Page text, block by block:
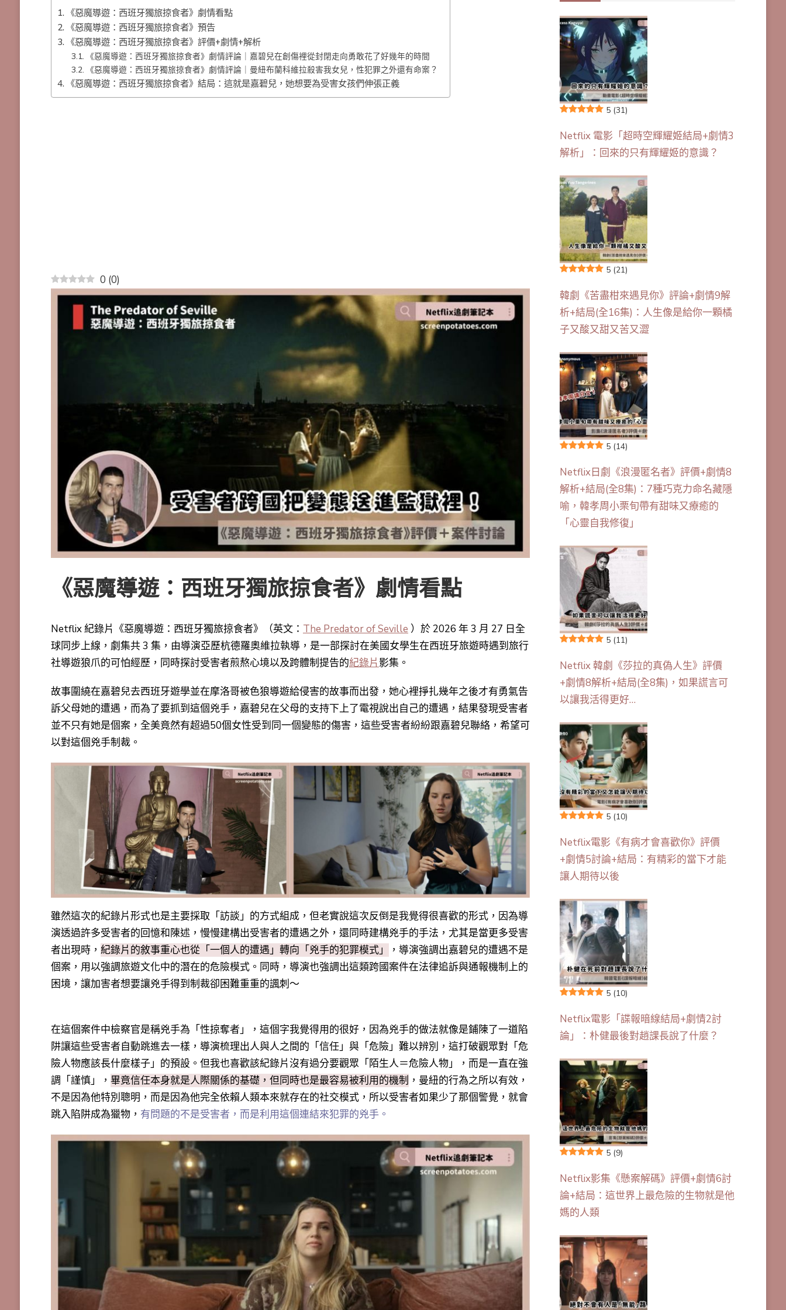
《惡魔導遊：西班牙獨旅掠食者》劇情看點
《惡魔導遊：西班牙獨旅掠食者》預告
《惡魔導遊：西班牙獨旅掠食者》評價+劇情+解析
《惡魔導遊：西班牙獨旅掠食者》劇情評論｜嘉碧兒在創傷裡從封閉走向勇敢花了好幾年的時間
《惡魔導遊：西班牙獨旅掠食者》劇情評論｜曼紐布蘭科維拉殺害我女兒，性犯罪之外還有命案？
《惡魔導遊：西班牙獨旅掠食者》結局：這就是嘉碧兒，她想要為受害女孩們伸張正義
0 (0)
《惡魔導遊：西班牙獨旅掠食者》劇情看點
Netflix 紀錄片《惡魔導遊：西班牙獨旅掠食者》（英文： The Predator of Seville ）於 2026 年 3 月 27 日全
球同步上線，劇集共 3 集，由導演亞歷杭德羅奧維拉執導，是一部探討在美國女學生在西班牙旅遊時遇到旅行
社導遊狼爪的可怕經歷，同時探討受害者煎熬心境以及跨體制提告的紀錄片 影集。
故事圍繞在嘉碧兒去西班牙遊學並在摩洛哥被色狼導遊給侵害的故事而出發，她心裡掙扎幾年之後才有勇氣告
訴父母她的遭遇，而為了要抓到這個兇手，嘉碧兒在父母的支持下上了電視說出自己的遭遇，結果發現受害者
並不只有她是個案，全美竟然有超過50個女性受到同一個變態的傷害，這些受害者紛紛跟嘉碧兒聯絡，希望可
以對這個兇手制裁。
雖然這次的紀錄片形式也是主要採取「訪談」的方式組成，但老實說這次反倒是我覺得很喜歡的形式，因為導
演透過許多受害者的回憶和陳述，慢慢建構出受害者的遭遇之外，還同時建構兇手的手法，尤其是當更多受害
者出現時， 紀錄片的敘事重心也從「一個人的遭遇」轉向「兇手的犯罪模式」
，導演強調出嘉碧兒的遭遇不是
個案，用以強調旅遊文化中的潛在的危險模式。 同時，導演也強調出這類跨國案件在法律追訴與通報機制上的
困境，讓加害者想要讓兇手得到制裁卻困難重重的諷刺～
在這個案件中檢察官是稱兇手為「性掠奪者」，這個字我覺得用的很好，因為兇手的做法就像是鋪陳了一道陷
阱讓這些受害者自動跳進去一樣，導演梳理出人與人之間的「信任」與「危險」難以辨別，這打破觀眾對「危
險人物應該長什麼樣子」的預設。但我也喜歡該紀錄片沒有過分要觀眾「陌生人＝危險人物」，而是一直在強
調「謹慎」， 畢竟信任本身就是人際關係的基礎，但同時也是最容易被利用的機制 ， 曼紐的行為之所以有效，
不是因為他特別聰明，而是因為他完全依賴人類本來就存在的社交模式，所以受害者如果少了那個警覺，就會
跳入陷阱成為獵物， 有問題的不是受害者，而是利用這個連結來犯罪的兇手。
5 (31)
Netflix 電影「超時空輝耀姬結局+劇情3
解析」：回來的只有輝耀姬的意識？
5 (21)
韓劇《苦盡柑來遇見你》評論+劇情9解
析+結局(全16集)：人生像是給你一顆橘
子又酸又甜又苦又澀
5 (14)
Netflix日劇《浪漫匿名者》評價+劇情8
解析+結局(全8集)：7種巧克力命名藏隱
喻，韓孝周小栗旬帶有甜味又療癒的
「心靈自我修復」
5 (11)
Netflix 韓劇《莎拉的真偽人生》評價
+劇情8解析+結局(全8集)，如果謊言可
以讓我活得更好…
5 (10)
Netflix電影《有病才會喜歡你》評價
+劇情5討論+結局：有精彩的當下才能
讓人期待以後
5 (10)
Netflix電影「諜報暗線結局+劇情2討
論」：朴健最後對趙課長說了什麼？
5 (9)
Netflix影集《懸案解碼》評價+劇情6討
論+結局：這世界上最危險的生物就是他
媽的人類